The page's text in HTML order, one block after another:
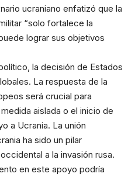
ucraniano enfatizó que la
“solo fortalece la
lograr sus objetivos
la decisión de Estados
La respuesta de la
será crucial para
aislada o el inicio de
a Ucrania. La unión
ha sido un pilar
a la invasión rusa.
en este apoyo podría